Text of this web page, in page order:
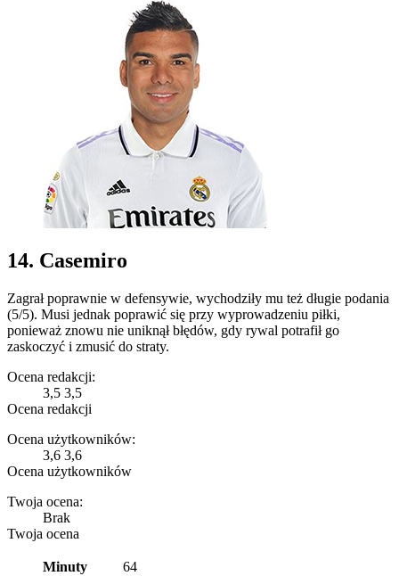
14. Casemiro
Zagrał poprawnie w defensywie, wychodziły mu też długie podania
(5/5). Musi jednak poprawić się przy wyprowadzeniu piłki,
ponieważ znowu nie uniknął błędów, gdy rywal potrafił go
zaskoczyć i zmusić do straty.
Ocena redakcji:
3,5 3,5
Ocena redakcji
Ocena użytkowników:
3,6 3,6
Ocena użytkowników
Twoja ocena:
Brak
Twoja ocena
Minuty
64